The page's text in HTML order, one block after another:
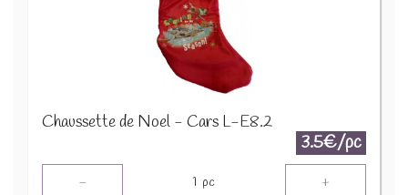
Chaussette de Noel - Cars L-E8.2
3.5€/pc
- 1 pc +